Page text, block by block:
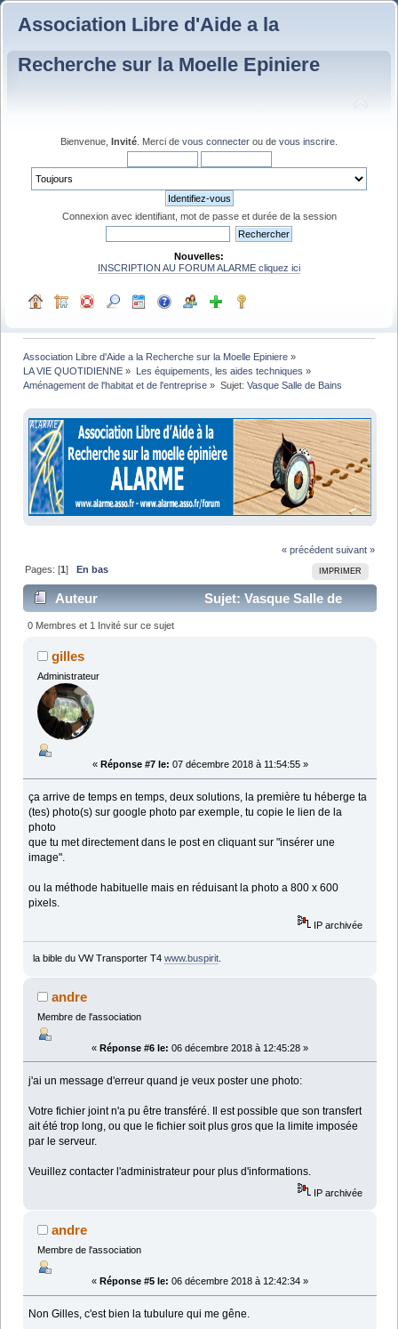
Association Libre d'Aide a la
Recherche sur la Moelle Epiniere
Bienvenue, Invité . Merci de vous connecter ou de vous inscrire
Connexion avec identifiant, mot de passe et durée de la session
Nouvelles:
INSCRIPTION AU FORUM ALARME cliquez ici
Association Libre d'Aide a la Recherche sur la Moelle Epiniere »
LA VIE QUOTIDIENNE » Les équipements, les aides techniques »
Aménagement de l'habitat et de l'entreprise » Sujet: Vasque Salle de Bains
« précédent suivant »
IMPRIMER
Pages: [1] En bas
Auteur
Sujet: Vasque Salle de
Bains (Lu 15717 fois)
0 Membres et 1 Invité sur ce sujet
gilles
Administrateur
« Réponse #7 le: 07 décembre 2018 à 11:54:55 »
ça arrive de temps en temps, deux solutions, la première tu héberge ta
(tes) photo(s) sur google photo par exemple, tu copie le lien de la
photo
que tu met directement dans le post en cliquant sur "insérer une
image".
ou la méthode habituelle mais en réduisant la photo a 800 x 600
pixels.
IP archivée
la bible du VW Transporter T4 www.buspirit.
andre
Membre de l'association
« Réponse #6 le: 06 décembre 2018 à 12:45:28 »
j'ai un message d'erreur quand je veux poster une photo:
Votre fichier joint n'a pu être transféré. Il est possible que son transfert
ait été trop long, ou que le fichier soit plus gros que la limite imposée
par le serveur.
Veuillez contacter l'administrateur pour plus d'informations.
IP archivée
andre
Membre de l'association
« Réponse #5 le: 06 décembre 2018 à 12:42:34 »
Non Gilles, c'est bien la tubulure qui me gêne.